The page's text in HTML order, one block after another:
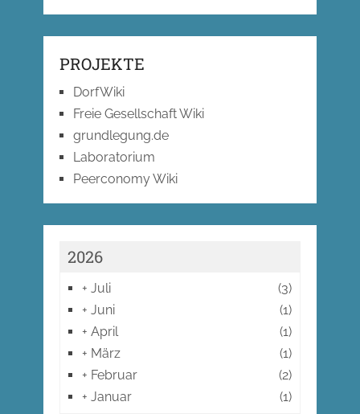
PROJEKTE
DorfWiki
Freie Gesellschaft Wiki
grundlegung.de
Laboratorium
Peerconomy Wiki
2026
+ Juli
(3)
+ Juni
(1)
+ April
(1)
+ März
(1)
+ Februar
(2)
+ Januar (1)